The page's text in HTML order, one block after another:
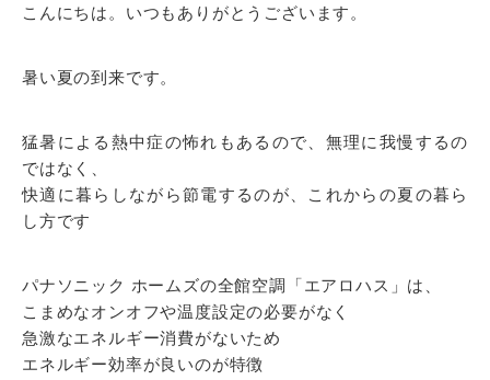
こんにちは。いつもありがとうございます。
暑い夏の到来です。
猛暑による熱中症の怖れもあるので、無理に我慢するの
ではなく、
快適に暮らしながら節電するのが、これからの夏の暮ら
し方です
パナソニック ホームズの全館空調「エアロハス」は、
こまめなオンオフや温度設定の必要がなく
急激なエネルギー消費がないため
エネルギー効率が良いのが特徴